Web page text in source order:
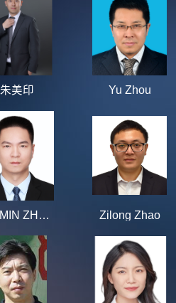
朱美印 Yu Zhou
QINMIN ZHENG Zilong Zhao